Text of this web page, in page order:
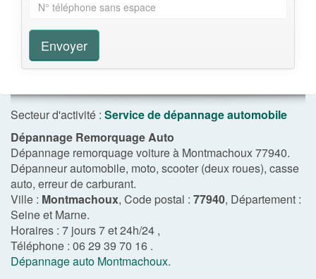
Envoyer
Secteur d'activité : Service de dépannage automobile
Dépannage Remorquage Auto
Dépannage remorquage voiture à Montmachoux 77940.
Dépanneur automobile, moto, scooter (deux roues), casse
auto, erreur de carburant.
Ville : Montmachoux, Code postal : 77940, Département :
Seine et Marne.
Horaires : 7 jours 7 et 24h/24 ,
Téléphone : 06 29 39 70 16 .
Dépannage auto Montmachoux.